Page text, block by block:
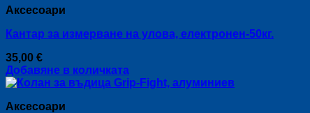
Аксесоари
Кантар за измерване на улова, електронен-50кг.
35,00 €
Добавяне в количката
Аксесоари